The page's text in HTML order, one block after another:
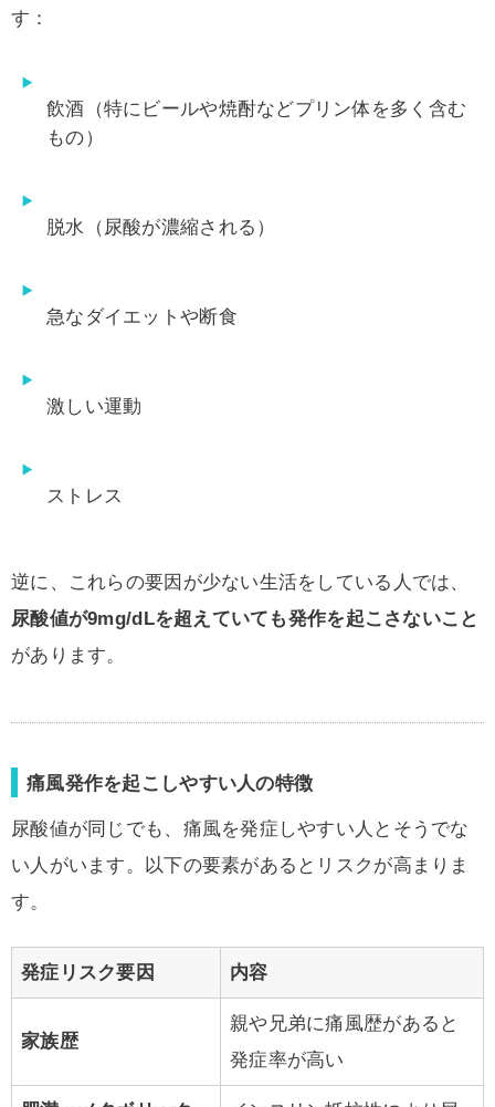
す：
飲酒（特にビールや焼酎などプリン体を多く含む
もの）
脱水（尿酸が濃縮される）
急なダイエットや断食
激しい運動
ストレス
逆に、これらの要因が少ない生活をしている人では、
尿酸値が9mg/dLを超えていても発作を起こさないこと
があります。
痛風発作を起こしやすい人の特徴
尿酸値が同じでも、痛風を発症しやすい人とそうでな
い人がいます。以下の要素があるとリスクが高まりま
す。
発症リスク要因 内容
家族歴
親や兄弟に痛風歴があると
発症率が高い